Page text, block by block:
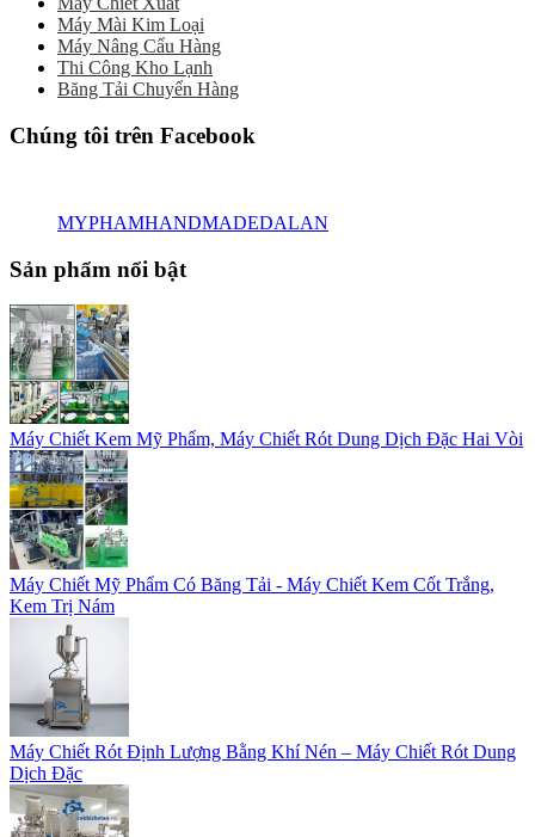
Máy Mài Kim Loại
Máy Nâng Cẩu Hàng
Thi Công Kho Lạnh
Băng Tải Chuyển Hàng
Chúng tôi trên Facebook
MYPHAMHANDMADEDALAN
Sản phẩm nổi bật
Máy Chiết Kem Mỹ Phẩm, Máy Chiết Rót Dung Dịch Đặc Hai Vòi
Máy Chiết Mỹ Phẩm Có Băng Tải - Máy Chiết Kem Cốt Trắng,
Kem Trị Nám
Máy Chiết Rót Định Lượng Bằng Khí Nén – Máy Chiết Rót Dung
Dịch Đặc